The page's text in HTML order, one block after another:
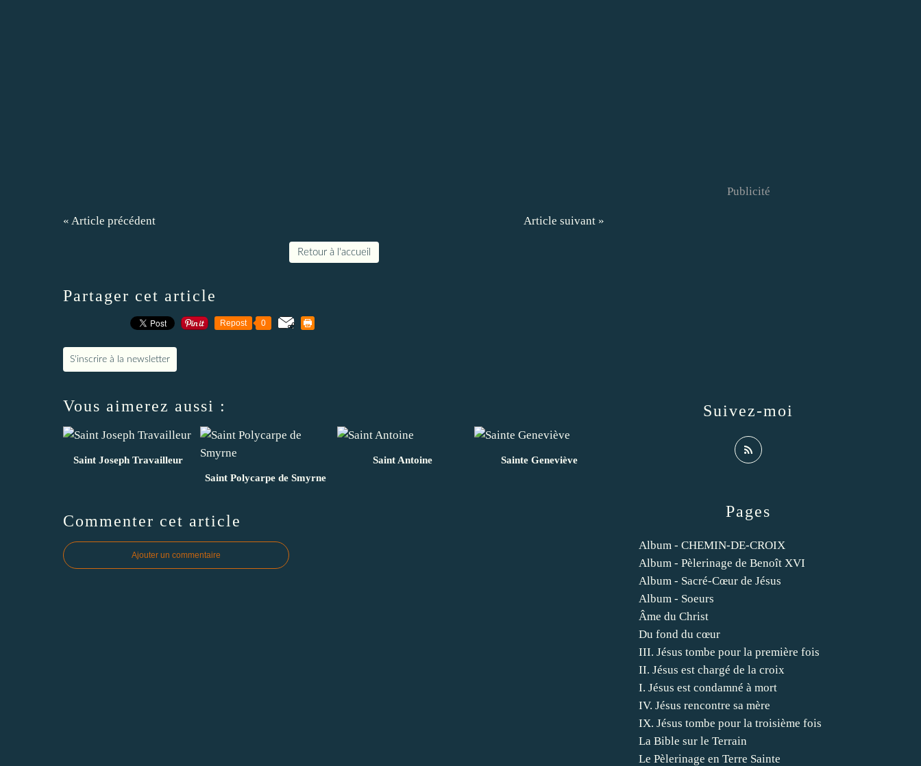
« Article précédent Article suivant »
Retour à l'accueil
Partager cet article
Repost 0
S'inscrire à la newsletter
Vous aimerez aussi :
Saint Joseph Travailleur
Saint Polycarpe de Smyrne
Saint Antoine Sainte Geneviève
Commenter cet article
Ajouter un commentaire
Pages
Album - CHEMIN-DE-CROIX
Album - Pèlerinage de Benoît XVI
Album - Sacré-Cœur de Jésus
Album - Soeurs
Âme du Christ
Du fond du cœur
III. Jésus tombe pour la première fois
II. Jésus est chargé de la croix
I. Jésus est condamné à mort
IV. Jésus rencontre sa mère
IX. Jésus tombe pour la troisième fois
La Bible sur le Terrain
Le Pèlerinage en Terre Sainte
Suivez-moi
Publicité